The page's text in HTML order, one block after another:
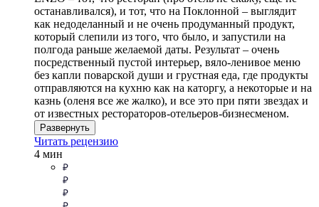
останавливался), и тот, что на Поклонной – выглядит
как недоделанный и не очень продуманный продукт,
который слепили из того, что было, и запустили на
полгода раньше желаемой даты. Результат – очень
посредственный пустой интерьер, вяло-ленивое меню
без капли поварской души и грустная еда, где продукты
отправляются на кухню как на каторгу, а некоторые и на
казнь (оленя все же жалко), и все это при пяти звездах и
от известных рестораторов-отельеров-бизнесменом.
Развернуть
Читать рецензию
4 мин